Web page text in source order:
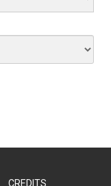
CREDITS